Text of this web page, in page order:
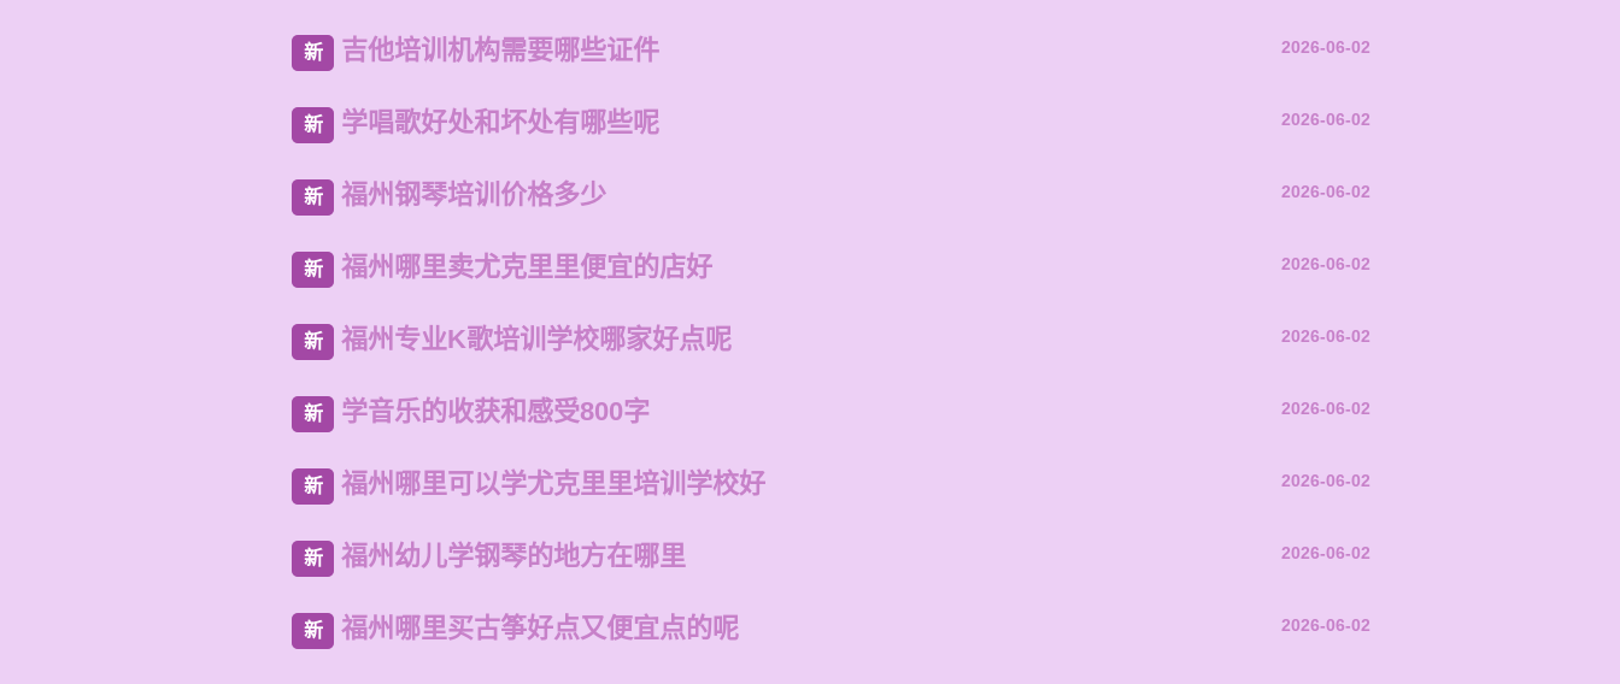
新 吉他培训机构需要哪些证件 2026-06-02
新 学唱歌好处和坏处有哪些呢 2026-06-02
新 福州钢琴培训价格多少 2026-06-02
新 福州哪里卖尤克里里便宜的店好 2026-06-02
新 福州专业K歌培训学校哪家好点呢 2026-06-02
新 学音乐的收获和感受800字 2026-06-02
新 福州哪里可以学尤克里里培训学校好 2026-06-02
新 福州幼儿学钢琴的地方在哪里 2026-06-02
新 福州哪里买古筝好点又便宜点的呢 2026-06-02